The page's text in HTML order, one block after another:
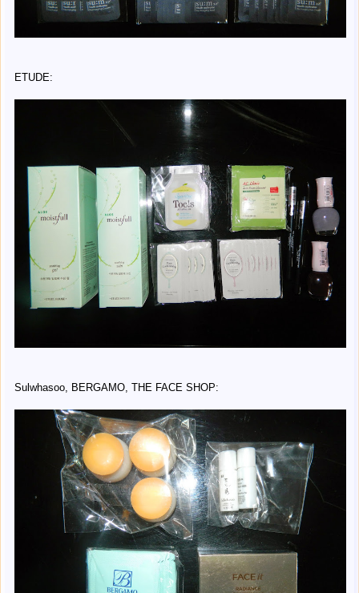
ETUDE:
Sulwhasoo, BERGAMO, THE FACE SHOP: